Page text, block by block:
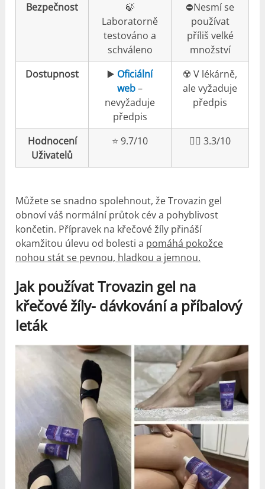
Bezpečnost
🍃
Laboratorně
testováno a
schváleno
⛔️Nesmí se
používat
příliš velké
množství
Dostupnost
▶️ Oficiální
web–
nevyžaduje
předpis
☢️ V lékárně,
ale vyžaduje
předpis
Hodnocení
Uživatelů
⭐️ 9.7/10 👎🏼 3.3/10
Můžete se snadno spolehnout, že Trovazin gel
obnoví váš normální průtok cév a pohyblivost
končetin. Přípravek na křečové žíly přináší
okamžitou úlevu od bolesti a pomáhá pokožce
nohou stát se pevnou, hladkou a jemnou.
Jak používat Trovazin gel na
křečové žíly- dávkování a příbalový
leták